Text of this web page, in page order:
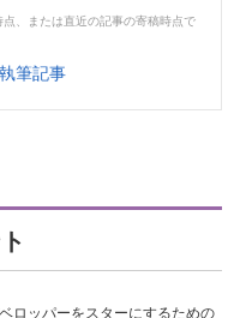
、または直近の記事の寄稿時点で
筆記事
ロッパーをスターにするための